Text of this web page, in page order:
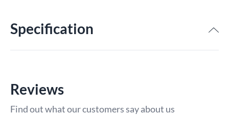
Specification
Reviews
Find out what our customers say about us